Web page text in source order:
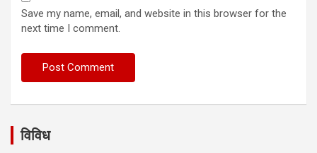
Save my name, email, and website in this browser for the
next time I comment.
विविध